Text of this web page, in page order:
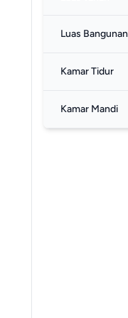
Luas Bangunan
Kamar Tidur
Kamar Mandi